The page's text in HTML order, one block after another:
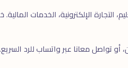
أو تواصل معانا عبر واتساب